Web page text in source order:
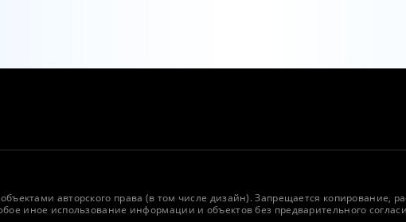
авторского права (в том числе дизайн). Запрещается копирование,
иное использование информации и объектов без предварительного